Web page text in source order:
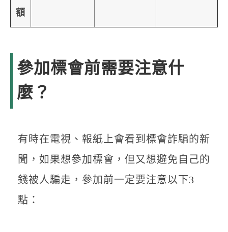
額
參加標會前需要注意什
麼？
有時在電視、報紙上會看到標會詐騙的新
聞，如果想參加標會，但又想避免自己的
錢被人騙走，參加前一定要注意以下3
點：